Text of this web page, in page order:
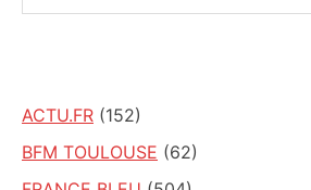
ACTU.FR (152)
BFM TOULOUSE (62)